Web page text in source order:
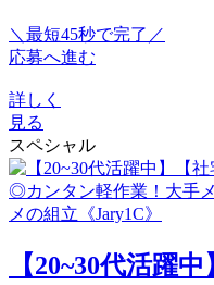
＼最短45秒で完了／
応募へ進む
詳しく
見る
スペシャル
【20~30代活躍